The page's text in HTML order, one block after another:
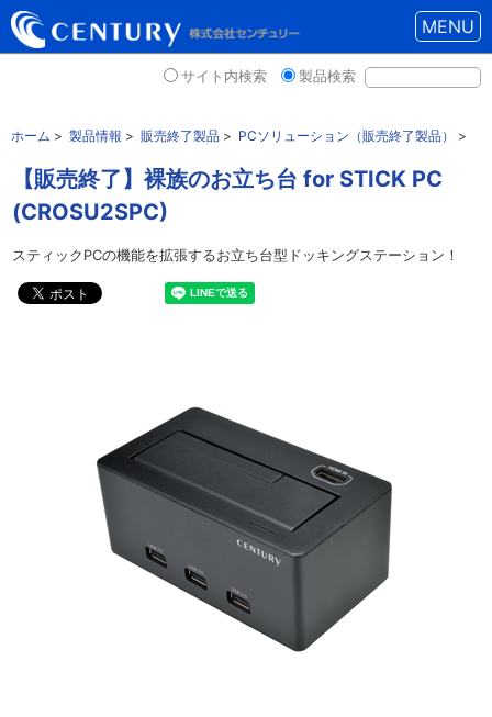
MENU
サイト内検索 製品検索
ホーム > 製品情報 > 販売終了製品 > PCソリューション（販売終了製品） >
【販売終了】裸族のお立ち台 for STICK PC
(CROSU2SPC)
スティックPCの機能を拡張するお立ち台型ドッキングステーション！